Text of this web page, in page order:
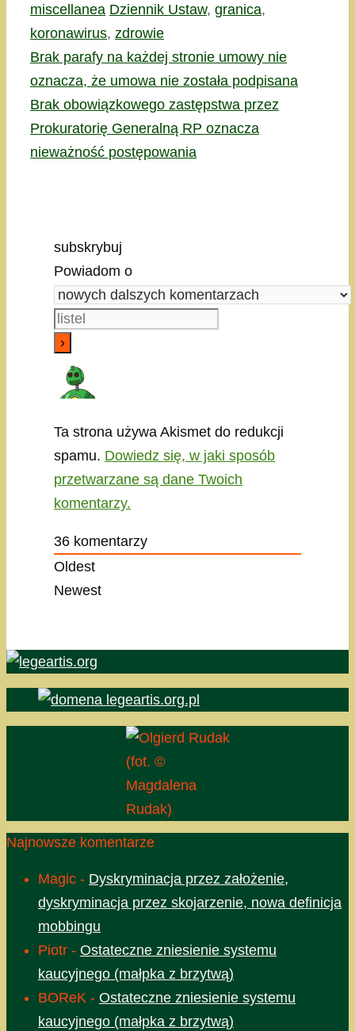
Kategorie
miscellanea Tagi
Dziennik Ustaw, granica,
koronawirus, zdrowie
Brak parafy na każdej stronie umowy nie
oznacza, że umowa nie została podpisana
Brak obowiązkowego zastępstwa przez
Prokuratorię Generalną RP oznacza
nieważność postępowania
subskrybuj
Powiadom o
Ta strona używa Akismet do redukcji
spamu. Dowiedz się, w jaki sposób
przetwarzane są dane Twoich
komentarzy.
36 komentarzy
Oldest
Newest
(fot. ©
Magdalena
Rudak)
Najnowsze komentarze
Magic - Dyskryminacja przez założenie,
dyskryminacja przez skojarzenie, nowa definicja
mobbingu
Piotr - Ostateczne zniesienie systemu
kaucyjnego (małpka z brzytwą)
BOReK - Ostateczne zniesienie systemu
kaucyjnego (małpka z brzytwą)